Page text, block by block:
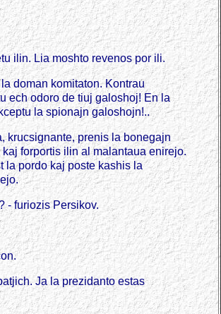
ilin. Lia moshto revenos por ili.
doman komitaton. Kontrau
ech odoro de tiuj galoshoj! En la
la spionajn galoshojn!..
krucsignante, prenis la bonegajn
kaj forportis ilin al malantaua enirejo.
la pordo kaj poste kashis la
- furiozis Persikov.
Ja la prezidanto estas